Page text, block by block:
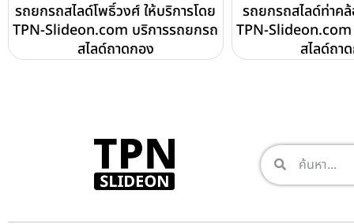
รถยกรถสไลด์โพธิ์วงศ์ ให้บริการโดย
TPN-Slideon.com บริการรถยกรถ
สไลด์ถาดกอง
รถยกรถสไลด์ท่าคล้
TPN-
สไลด์ถา